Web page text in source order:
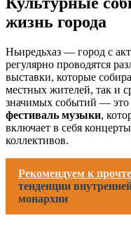
жизнь города
Ньиредьхаз — город с
регулярно проводятся
выставки, которые
местных жителей, так и
значимых событий — это
фестиваль музыки,
включает в себя
коллективов.
Рекомендуем к
тенденции
монархии